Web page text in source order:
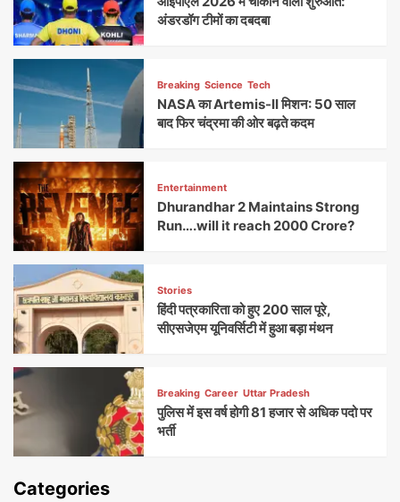
अंडरडॉग टीमों का दबदबा
Breaking Science Tech
NASA का Artemis-II मिशन: 50 साल
बाद फिर चंद्रमा की ओर बढ़ते कदम
Entertainment
Dhurandhar 2 Maintains Strong
Run….will it reach 2000 Crore?
Stories
हिंदी पत्रकारिता को हुए 200 साल पूरे,
सीएसजेएम यूनिवर्सिटी में हुआ बड़ा मंथन
Breaking Career Uttar Pradesh
पुलिस में इस वर्ष होगी 81 हजार से अधिक पदो पर
भर्ती
Categories